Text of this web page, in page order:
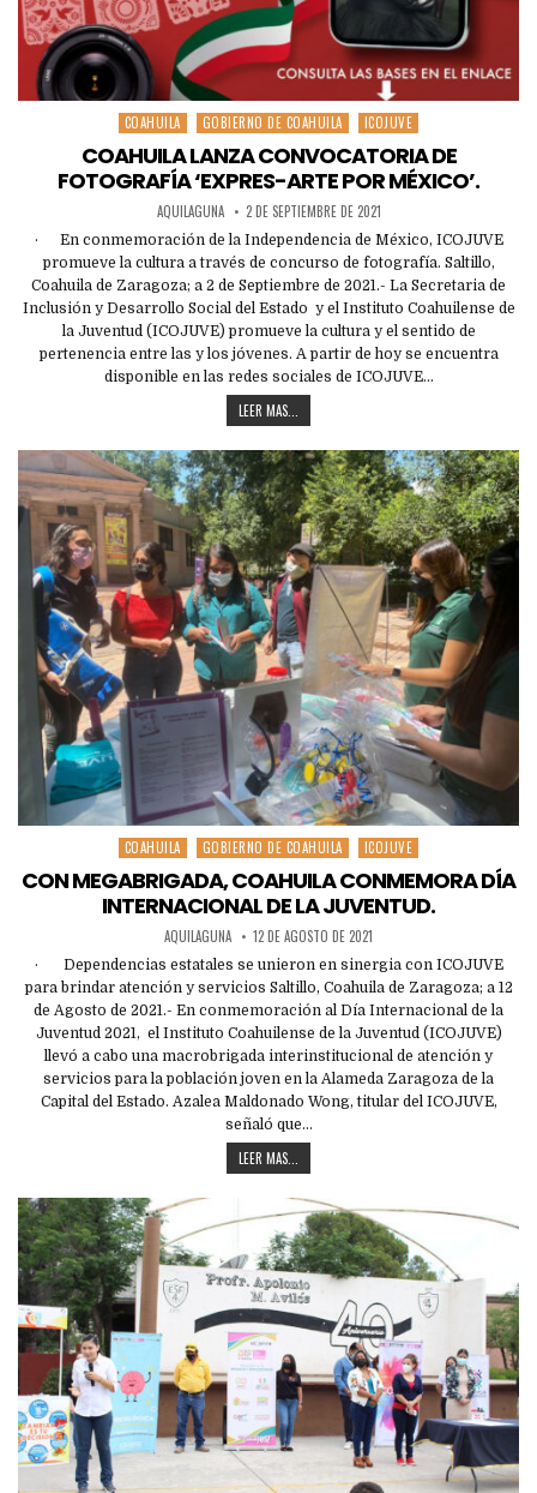
Posted
COAHUILA GOBIERNO DE COAHUILA ICOJUVE
COAHUILA LANZA CONVOCATORIA DE
FOTOGRAFÍA ‘EXPRES-ARTE POR MÉXICO’.
AQUILAGUNA 2 DE SEPTIEMBRE DE 2021
· En conmemoración de la Independencia de México, ICOJUVE
promueve la cultura a través de concurso de fotografía. Saltillo,
Coahuila de Zaragoza; a 2 de Septiembre de 2021.- La Secretaria de
Inclusión y Desarrollo Social del Estado y el Instituto Coahuilense de
la Juventud (ICOJUVE) promueve la cultura y el sentido de
pertenencia entre las y los jóvenes. A partir de hoy se encuentra
disponible en las redes sociales de ICOJUVE…
LEER MAS...
Posted
in
COAHUILA GOBIERNO DE COAHUILA ICOJUVE
CON MEGABRIGADA, COAHUILA CONMEMORA DÍA
INTERNACIONAL DE LA JUVENTUD.
AQUILAGUNA 12 DE AGOSTO DE 2021
· Dependencias estatales se unieron en sinergia con ICOJUVE
para brindar atención y servicios Saltillo, Coahuila de Zaragoza; a 12
de Agosto de 2021.- En conmemoración al Día Internacional de la
Juventud 2021, el Instituto Coahuilense de la Juventud (ICOJUVE)
llevó a cabo una macrobrigada interinstitucional de atención y
servicios para la población joven en la Alameda Zaragoza de la
Capital del Estado. Azalea Maldonado Wong, titular del ICOJUVE,
señaló que…
LEER MAS...